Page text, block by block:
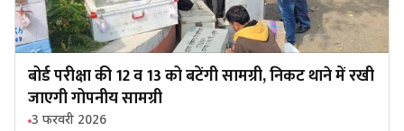
बोर्ड परीक्षा की 12 व 13 को बटेंगी सामग्री, निकट थाने में रखी
जाएगी गोपनीय सामग्री
3 फरवरी 2026